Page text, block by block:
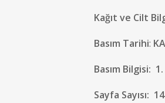
Kağıt ve Cilt
Basım Tarihi:
Basım Bilgisi:
Sayfa Sayısı: